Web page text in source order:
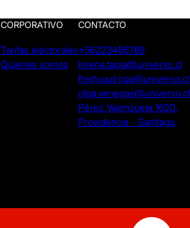
CORPORATIVO
Tarifas electorales
Quienes somos
CONTACTO
+56223456789
lorena.tapia@universo.cl
fredy.quiroga@universo.cl
olga.venegas@universo.cl
Pérez Valenzuela 1620.
Providencia - Santiago.